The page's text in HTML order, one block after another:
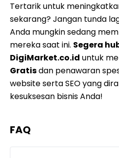
Tertarik untuk
sekarang? Jangan tunda
Anda mungkin sedang
mereka saat ini. Segera
DigiMarket.co.id untuk
Gratisdan penawaran
website serta SEO yang
kesuksesan bisnis Anda!
FAQ